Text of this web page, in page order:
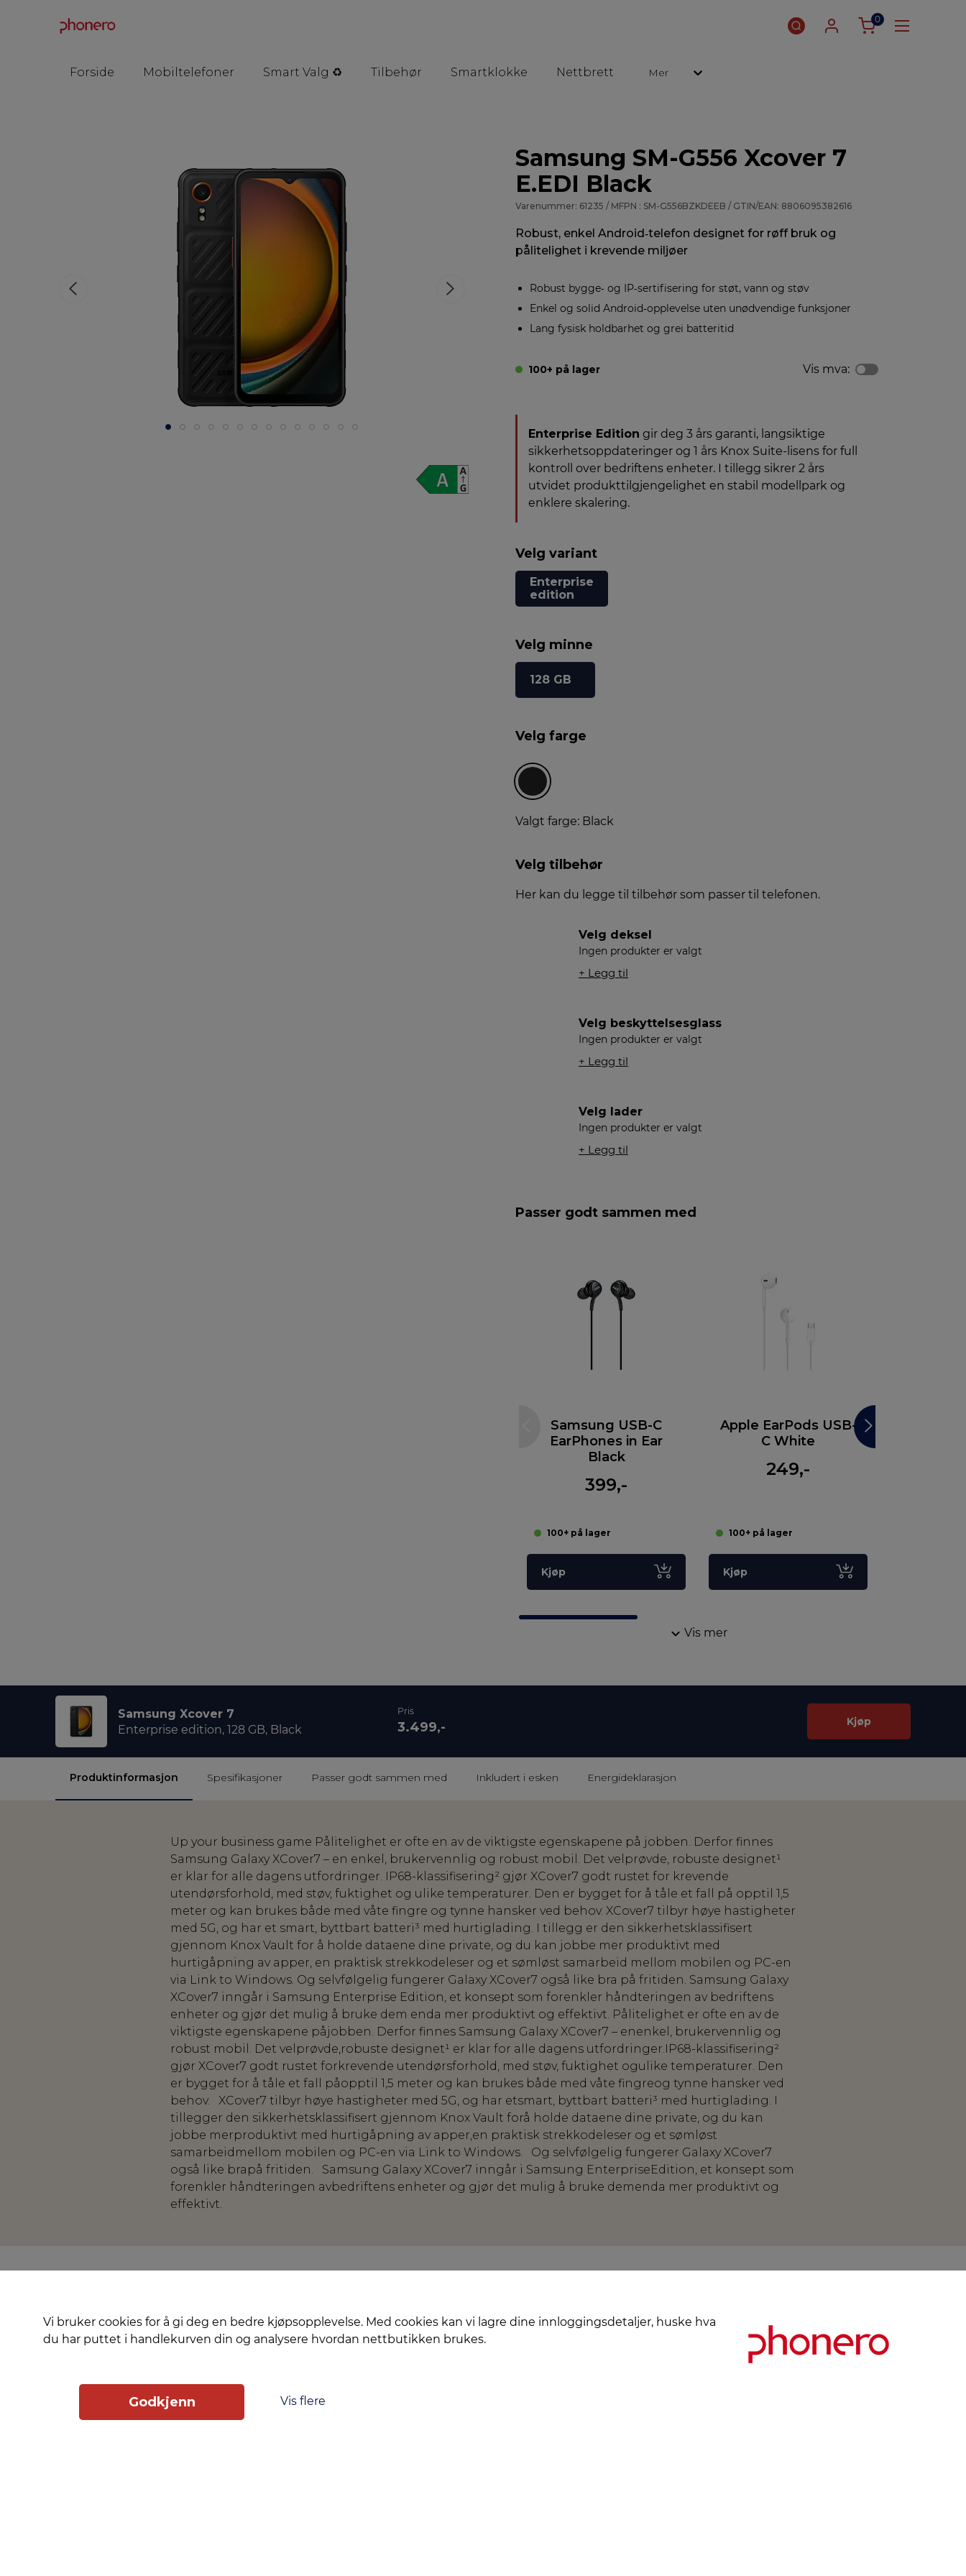
Vi bruker cookies for å gi deg en bedre kjøpsopplevelse. Med cookies kan vi lagre dine innloggingsdetaljer, huske hva
du har puttet i handlekurven din og analysere hvordan nettbutikken brukes.
Godkjenn Vis flere
0
Forside Mobiltelefoner Smart Valg ♻️ Tilbehør Smartklokke Nettbrett Mer
Samsung SM-G556 Xcover 7
E.EDI Black
Varenummer: 61235 / MFPN : SM-G556BZKDEEB / GTIN/EAN: 8806095382616
Robust, enkel Android‑telefon designet for røff bruk og
pålitelighet i krevende miljøer
Robust bygge‑ og IP‑sertifisering for støt, vann og støv
Enkel og solid Android‑opplevelse uten unødvendige funksjoner
Lang fysisk holdbarhet og grei batteritid
100+ på lager Vis mva:
Enterprise Edition gir deg 3 års garanti, langsiktige
sikkerhetsoppdateringer og 1 års Knox Suite-lisens for full
kontroll over bedriftens enheter. I tillegg sikrer 2 års
utvidet produkttilgjengelighet en stabil modellpark og
enklere skalering.
Velg variant
Enterprise
edition
Velg minne
128 GB
Velg farge
Valgt farge: Black
Velg tilbehør
Her kan du legge til tilbehør som passer til telefonen.
Velg deksel
Ingen produkter er valgt
+ Legg til
Velg beskyttelsesglass
Ingen produkter er valgt
+ Legg til
Velg lader
Ingen produkter er valgt
+ Legg til
Passer godt sammen med
Samsung USB-C
EarPhones in Ear
Black
399,-
100+ på lager
Kjøp
Apple EarPods USB-
C White
249,-
100+ på lager
Kjøp
Vis mer
Samsung Xcover 7
Enterprise edition, 128 GB, Black
Pris
3.499,- Kjøp
Produktinformasjon Spesifikasjoner Passer godt sammen med Inkludert i esken Energideklarasjon
Up your business game Pålitelighet er ofte en av de viktigste egenskapene på jobben. Derfor finnes
Samsung Galaxy XCover7 – en enkel, brukervennlig og robust mobil. Det velprøvde, robuste designet¹
er klar for alle dagens utfordringer. IP68-klassifisering² gjør XCover7 godt rustet for krevende
utendørsforhold, med støv, fuktighet og ulike temperaturer. Den er bygget for å tåle et fall på opptil 1,5
meter og kan brukes både med våte fingre og tynne hansker ved behov. XCover7 tilbyr høye hastigheter
med 5G, og har et smart, byttbart batteri³ med hurtiglading. I tillegg er den sikkerhetsklassifisert
gjennom Knox Vault for å holde dataene dine private, og du kan jobbe mer produktivt med
hurtigåpning av apper, en praktisk strekkodeleser og et sømløst samarbeid mellom mobilen og PC-en
via Link to Windows. Og selvfølgelig fungerer Galaxy XCover7 også like bra på fritiden. Samsung Galaxy
XCover7 inngår i Samsung Enterprise Edition, et konsept som forenkler håndteringen av bedriftens
enheter og gjør det mulig å bruke dem enda mer produktivt og effektivt. Pålitelighet er ofte en av de
viktigste egenskapene påjobben. Derfor finnes Samsung Galaxy XCover7 – enenkel, brukervennlig og
robust mobil. Det velprøvde,robuste designet¹ er klar for alle dagens utfordringer.IP68-klassifisering²
gjør XCover7 godt rustet forkrevende utendørsforhold, med støv, fuktighet ogulike temperaturer. Den
er bygget for å tåle et fall påopptil 1,5 meter og kan brukes både med våte fingreog tynne hansker ved
behov. XCover7 tilbyr høye hastigheter med 5G, og har etsmart, byttbart batteri³ med hurtiglading. I
tillegger den sikkerhetsklassifisert gjennom Knox Vault forå holde dataene dine private, og du kan
jobbe merproduktivt med hurtigåpning av apper,en praktisk strekkodeleser og et sømløst
samarbeidmellom mobilen og PC-en via Link to Windows. Og selvfølgelig fungerer Galaxy XCover7
også like brapå fritiden. Samsung Galaxy XCover7 inngår i Samsung EnterpriseEdition, et konsept som
forenkler håndteringen avbedriftens enheter og gjør det mulig å bruke demenda mer produktivt og
effektivt.